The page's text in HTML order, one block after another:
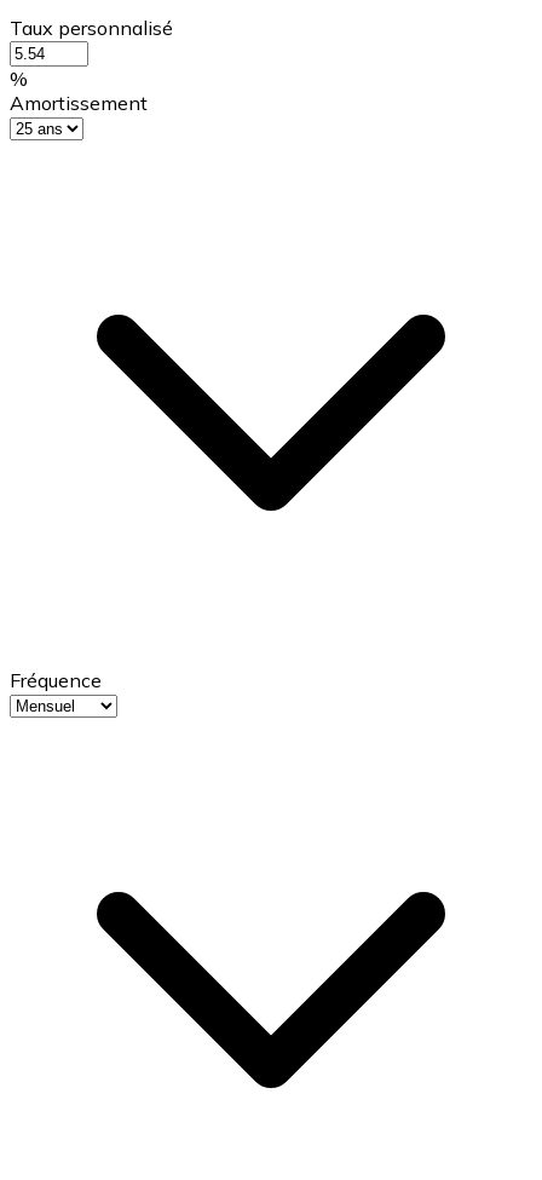
Taux personnalisé
%
Amortissement
Fréquence